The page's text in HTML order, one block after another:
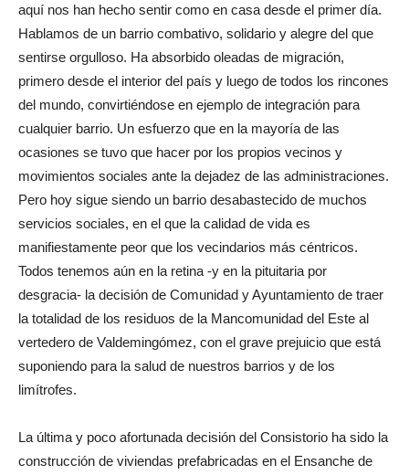
aquí nos han hecho sentir como en casa desde el primer día.
Hablamos de un barrio combativo, solidario y alegre del que
sentirse orgulloso. Ha absorbido oleadas de migración,
primero desde el interior del país y luego de todos los rincones
del mundo, convirtiéndose en ejemplo de integración para
cualquier barrio. Un esfuerzo que en la mayoría de las
ocasiones se tuvo que hacer por los propios vecinos y
movimientos sociales ante la dejadez de las administraciones.
Pero hoy sigue siendo un barrio desabastecido de muchos
servicios sociales, en el que la calidad de vida es
manifiestamente peor que los vecindarios más céntricos.
Todos tenemos aún en la retina -y en la pituitaria por
desgracia- la decisión de Comunidad y Ayuntamiento de traer
la totalidad de los residuos de la Mancomunidad del Este al
vertedero de Valdemingómez, con el grave prejuicio que está
suponiendo para la salud de nuestros barrios y de los
limítrofes.
La última y poco afortunada decisión del Consistorio ha sido la
construcción de viviendas prefabricadas en el Ensanche de